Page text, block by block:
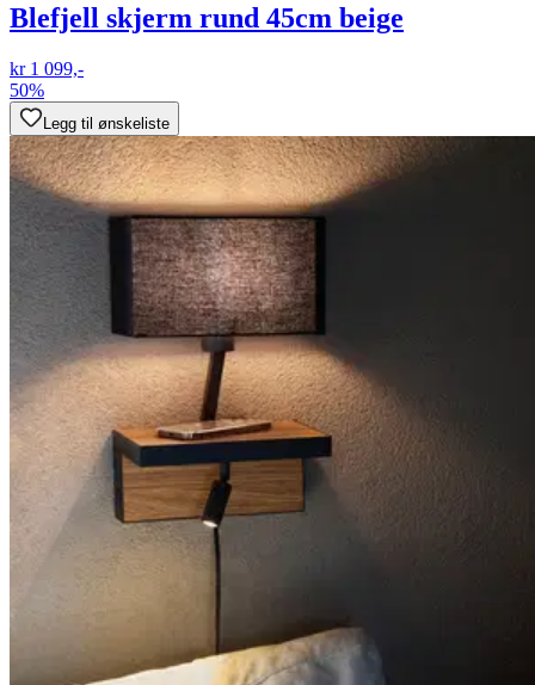
Blefjell skjerm rund 45cm beige
kr 1 099,-
50%
Legg til ønskeliste